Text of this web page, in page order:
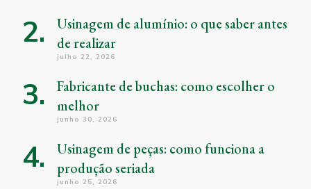
Usinagem de alumínio: o que saber antes
de realizar
julho 22, 2026
Fabricante de buchas: como escolher o
melhor
junho 30, 2026
Usinagem de peças: como funciona a
produção seriada
junho 25, 2026